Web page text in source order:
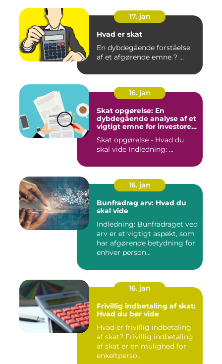
17. jan
Hvad er skat
En dybdegående forståelse
af et afgørende emne ? ...
16. jan
Skat opgørelse: En
dybdegående analyse af et
vigtigt emne for investorer
Skat opgørelse - Hvad du
skal vide Indledning: ...
16. jan
Bunfradrag arv: Hvad du
skal vide
Indledning: Bunfradraget ved
arv er et vigtigt aspekt, som
har afgørende betydning for
enhver person...
16. jan
Frivillig indbetaling af skat:
Hvad du bør vide
Hvad er frivillig indbetaling
af skat? Frivillig indbetaling
af skat er en mulighed for
enkeltperso...